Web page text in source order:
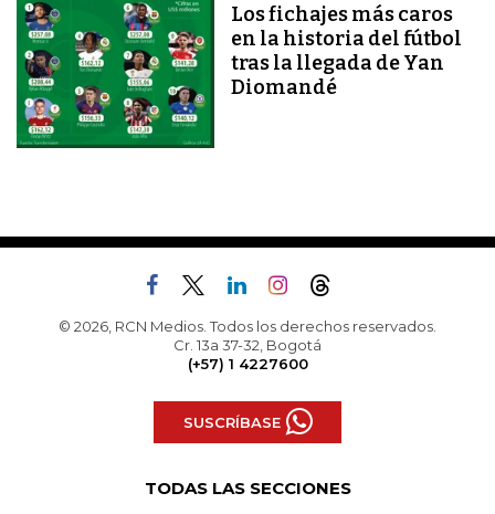
Los fichajes más caros
en la historia del fútbol
tras la llegada de Yan
Diomandé
© 2026, RCN Medios. Todos los derechos reservados.
Cr. 13a 37-32, Bogotá
(+57) 1 4227600
SUSCRÍBASE
TODAS LAS SECCIONES